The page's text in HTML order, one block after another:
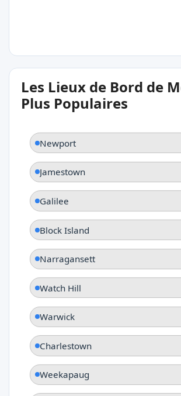
22°C
Galilee
Les Lieux de Bord de
Plus Populaires
Newport
Jamestown
Galilee
Block Island
Narragansett
Watch Hill
Warwick
Charlestown
Weekapaug